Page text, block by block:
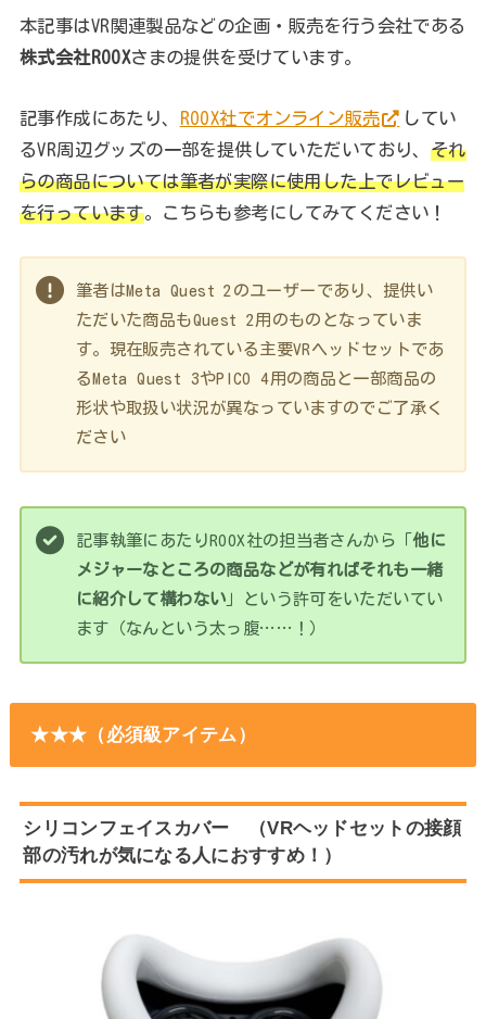
本記事はVR関連製品などの企画・販売を行う会社である
株式会社ROOXさまの提供を受けています。
記事作成にあたり、 ROOX社でオンライン販売
してい
るVR周辺グッズの一部を提供していただいており、 それ
らの商品については筆者が実際に使用した上でレビュー
を行っています。こちらも参考にしてみてください！
筆者はMeta Quest 2のユーザーであり、提供い
ただいた商品もQuest 2用のものとなっていま
す。現在販売されている主要VRヘッドセットであ
るMeta Quest 3やPICO 4用の商品と一部商品の
形状や取扱い状況が異なっていますのでご了承く
ださい
記事執筆にあたりROOX社の担当者さんから「 他に
メジャーなところの商品などが有ればそれも一緒
に紹介して構わない 」という許可をいただいてい
ます（なんという太っ腹……！）
★★★ （必須級アイテム）
シリコンフェイスカバー
（VRヘッドセットの接顔
部の汚れが気になる人におすすめ！）